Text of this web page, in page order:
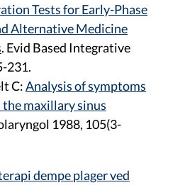
Tests for Early-Phase
Alternative Medicine
. Evid Based Integrative
231.
C:Analysis of symptoms
maxillary sinus
1988, 105(3-
dempe plager ved